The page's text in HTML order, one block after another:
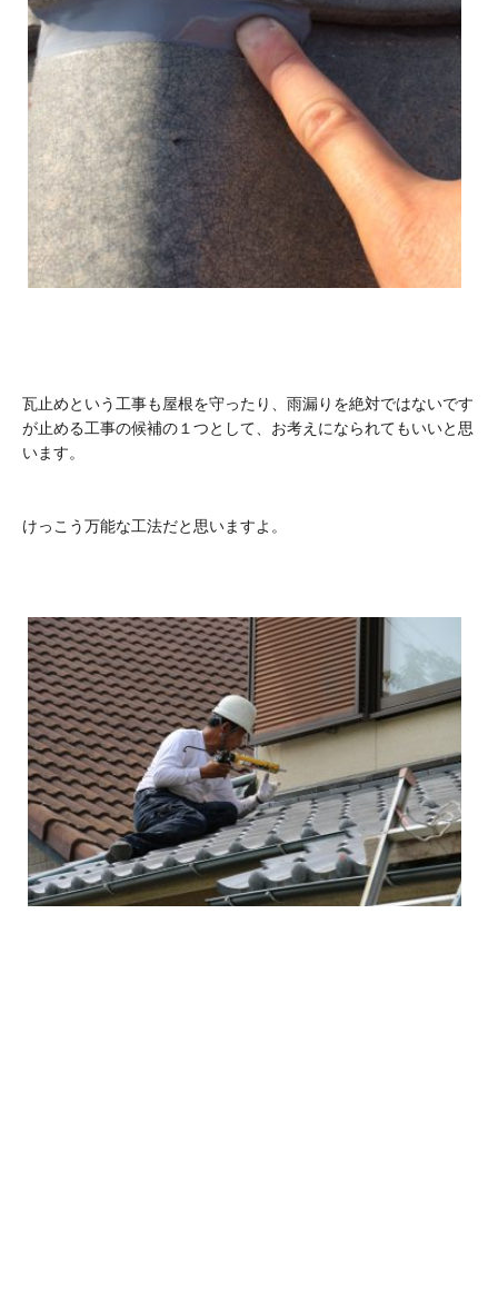
瓦止めという工事も屋根を守ったり、雨漏りを絶対ではないです
が止める工事の候補の１つとして、お考えになられてもいいと思
います。
けっこう万能な工法だと思いますよ。